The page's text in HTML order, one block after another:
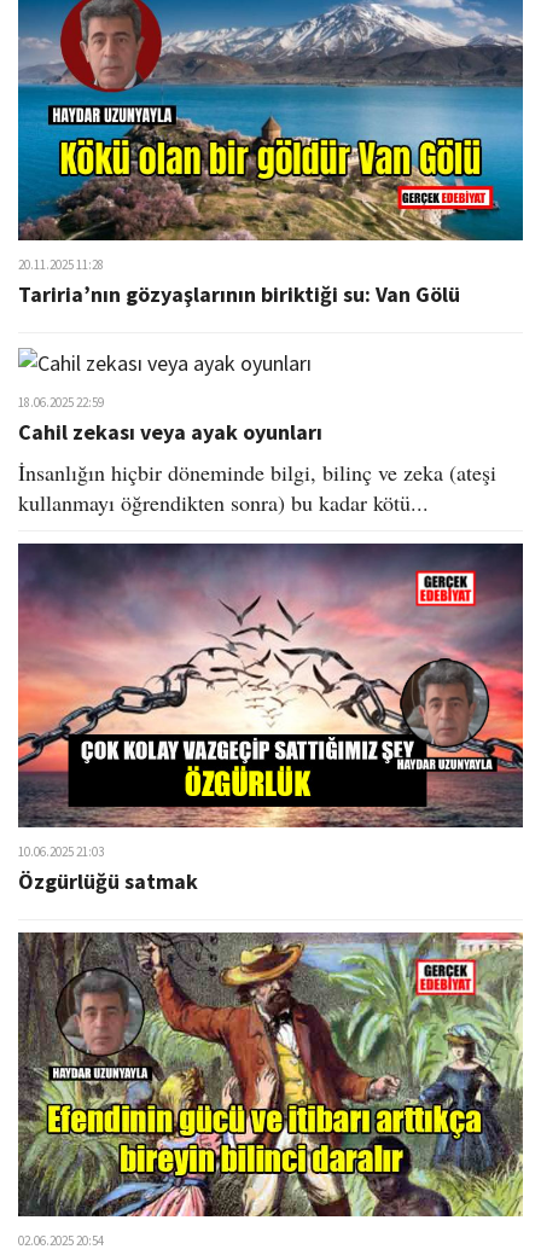
20.11.2025 11:28
Tariria’nın gözyaşlarının biriktiği su: Van Gölü
18.06.2025 22:59
Cahil zekası veya ayak oyunları
İnsanlığın hiçbir döneminde bilgi, bilinç ve zeka (ateşi
kullanmayı öğrendikten sonra) bu kadar kötü...
10.06.2025 21:03
Özgürlüğü satmak
02.06.2025 20:54